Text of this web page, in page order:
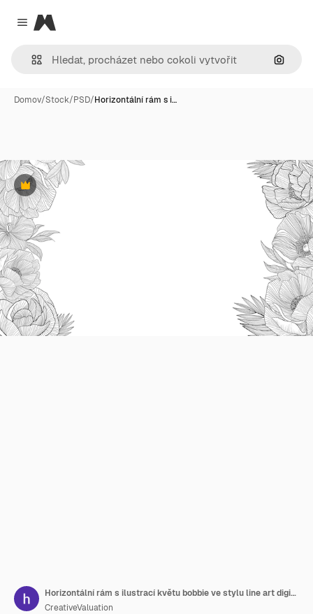
Close menu
Magnific
Hledat
Domov/Stock/PSD/Horizontální rám s i…
Premium
Horizontální rám s ilustrací květu bobbie ve stylu line art digitální malby
CreativeValuation